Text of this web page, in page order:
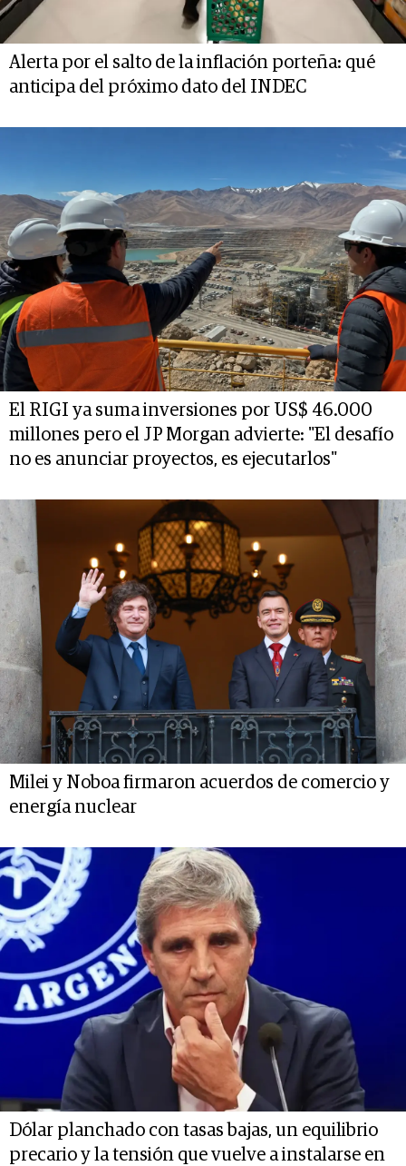
Alerta por el salto de la inflación porteña: qué
anticipa del próximo dato del INDEC
El RIGI ya suma inversiones por US$ 46.000
millones pero el JP Morgan advierte: "El desafío
no es anunciar proyectos, es ejecutarlos"
Milei y Noboa firmaron acuerdos de comercio y
energía nuclear
Dólar planchado con tasas bajas, un equilibrio
precario y la tensión que vuelve a instalarse en